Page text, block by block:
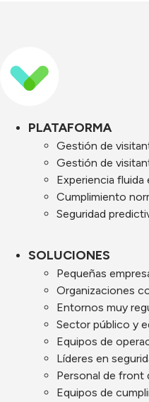
PLATAFORMA
Gestión de
Gestión de
Experiencia fluida
Cumplimiento
Seguridad
SOLUCIONES
Pequeñas
Organizaciones
Entornos muy
Sector público y
Equipos de
Líderes en
Personal de front
Equipos de